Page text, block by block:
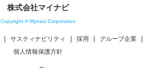
株式会社マイナビ
Copyright © Mynavi Corporation
サスティナビリティ 採用
グループ企業
個人情報保護方針